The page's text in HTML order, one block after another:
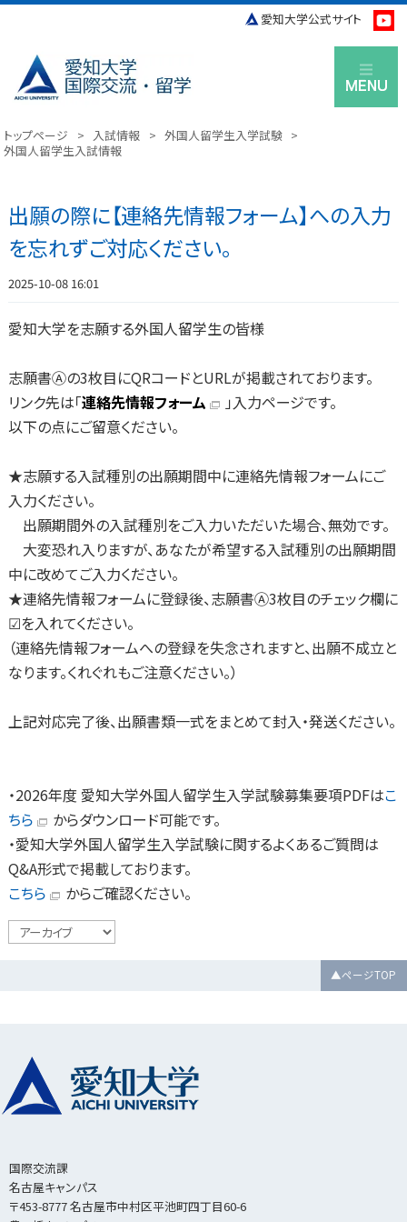
愛知大学公式サイト
トップページ > 入試情報 > 外国人留学生入学試験 >
外国人留学生入試情報
出願の際に【連絡先情報フォーム】への入力
を忘れずご対応ください。
2025-10-08 16:01
愛知大学を志願する外国人留学生の皆様
志願書Ⓐの3枚目にQRコードとURLが掲載されております。
リンク先は「連絡先情報フォーム
」入力ページです。
以下の点にご留意ください。
★志願する入試種別の出願期間中に連絡先情報フォームにご
入力ください。
出願期間外の入試種別をご入力いただいた場合、無効です。
大変恐れ入りますが、あなたが希望する入試種別の出願期間
中に改めてご入力ください。
★連絡先情報フォームに登録後、志願書Ⓐ3枚目のチェック欄に
☑を入れてください。
（連絡先情報フォームへの登録を失念されますと、出願不成立と
なります。くれぐれもご注意ください。）
上記対応完了後、出願書類一式をまとめて封入・発送ください。
・2026年度 愛知大学外国人留学生入学試験募集要項PDFはこ
ちら
からダウンロード可能です。
・愛知大学外国人留学生入学試験に関するよくあるご質問は
Q&A形式で掲載しております。
こちら
からご確認ください。
▲ページTOP
国際交流課
名古屋キャンパス
〒453-8777 名古屋市中村区平池町四丁目60-6